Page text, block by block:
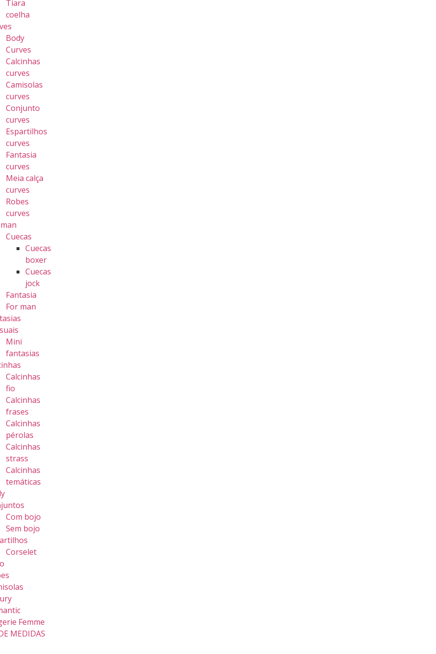
Tiara
coelha
Body
Curves
Calcinhas
curves
Camisolas
curves
Conjunto
curves
Espartilhos
curves
Fantasia
curves
Meia calça
curves
Robes
curves
Cuecas
Cuecas
boxer
Cuecas
jock
Fantasia
For man
Mini
fantasias
Calcinhas
fio
Calcinhas
frases
Calcinhas
pérolas
Calcinhas
strass
Calcinhas
temáticas
Com bojo
Sem bojo
Corselet
Femme
MEDIDAS